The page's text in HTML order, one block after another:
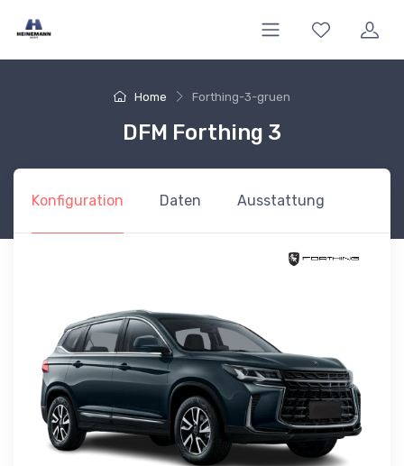
Home Forthing-3-gruen
DFM Forthing 3
Konfiguration Daten Ausstattung